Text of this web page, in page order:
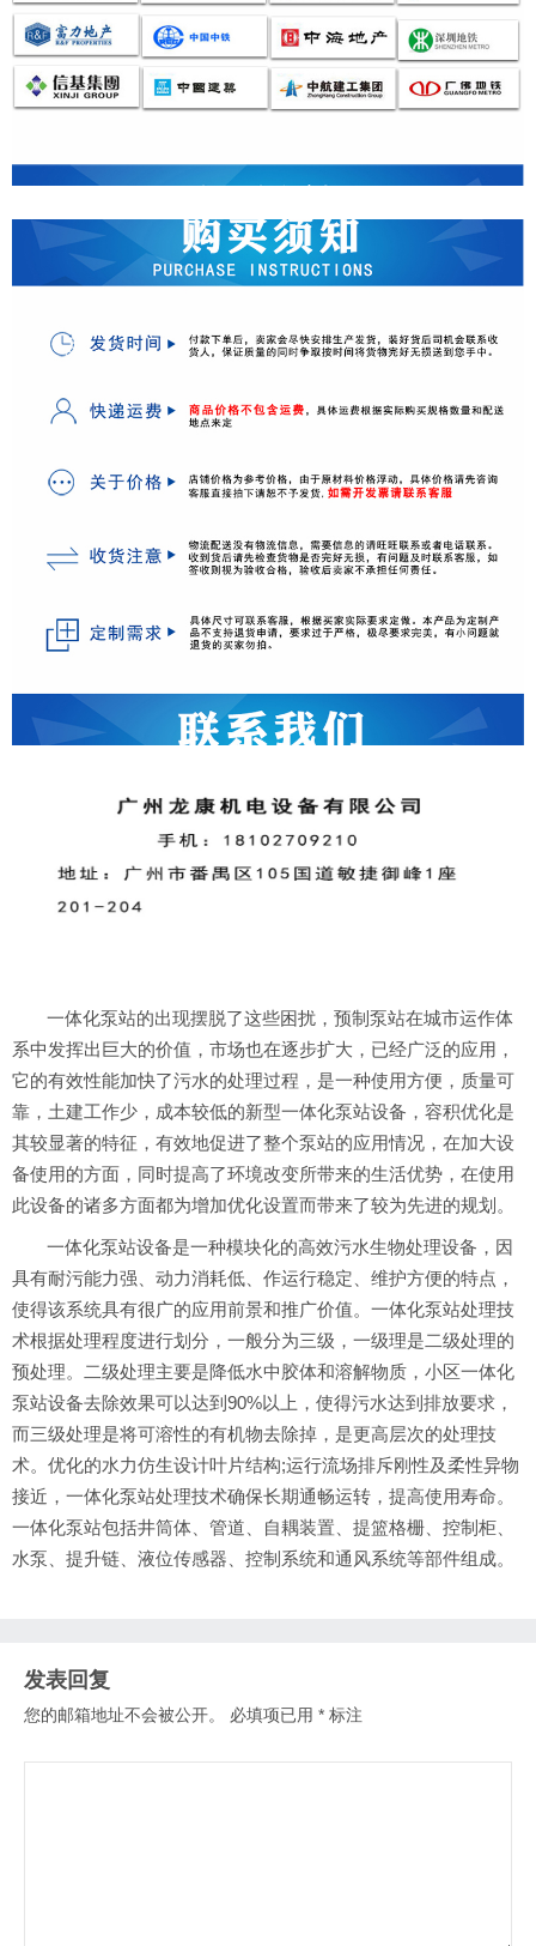
一体化泵站的出现摆脱了这些困扰，预制泵站在城市运作体
系中发挥出巨大的价值，市场也在逐步扩大，已经广泛的应用，
它的有效性能加快了污水的处理过程，是一种使用方便，质量可
靠，土建工作少，成本较低的新型一体化泵站设备，容积优化是
其较显著的特征，有效地促进了整个泵站的应用情况，在加大设
备使用的方面，同时提高了环境改变所带来的生活优势，在使用
此设备的诸多方面都为增加优化设置而带来了较为先进的规划。
一体化泵站设备是一种模块化的高效污水生物处理设备，因
具有耐污能力强、动力消耗低、作运行稳定、维护方便的特点，
使得该系统具有很广的应用前景和推广价值。一体化泵站处理技
术根据处理程度进行划分，一般分为三级，一级理是二级处理的
预处理。二级处理主要是降低水中胶体和溶解物质，小区一体化
泵站设备去除效果可以达到90%以上，使得污水达到排放要求，
而三级处理是将可溶性的有机物去除掉，是更高层次的处理技
术。优化的水力仿生设计叶片结构;运行流场排斥刚性及柔性异物
接近，一体化泵站处理技术确保长期通畅运转，提高使用寿命。
一体化泵站包括井筒体、管道、自耦装置、提篮格栅、控制柜、
水泵、提升链、液位传感器、控制系统和通风系统等部件组成。
发表回复
您的邮箱地址不会被公开。 必填项已用 * 标注